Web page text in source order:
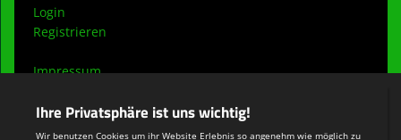
Login
Registrieren
Impressum
Teamsports 2